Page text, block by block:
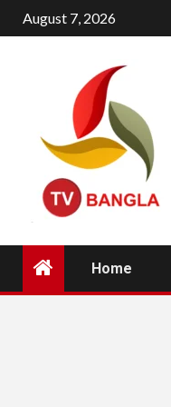
Skip
to
August 7, 2026
Home